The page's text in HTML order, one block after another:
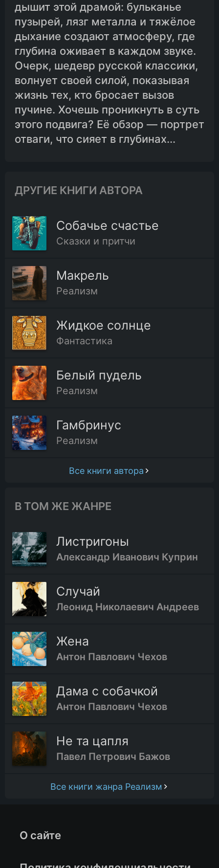
дышит этой драмой: бульканье
пузырей, лязг металла и тяжёлое
дыхание создают атмосферу, где
глубина оживает в каждом звуке.
Очерк, шедевр русской классики,
волнует своей силой, показывая
жизнь тех, кто бросает вызов
пучине. Хочешь проникнуть в суть
этого подвига? Её обзор — портрет
отваги, что сияет в глубинах...
ДРУГИЕ КНИГИ АВТОРА
Собачье счастье
Сказки и притчи
Макрель
Реализм
Жидкое солнце
Фантастика
Белый пудель
Реализм
Гамбринус
Реализм
Все книги автора
В ТОМ ЖЕ ЖАНРЕ
Листригоны
Александр Иванович Куприн
Случай
Леонид Николаевич Андреев
Жена
Антон Павлович Чехов
Дама с собачкой
Антон Павлович Чехов
Не та цапля
Павел Петрович Бажов
Все книги жанра Реализм
О сайте